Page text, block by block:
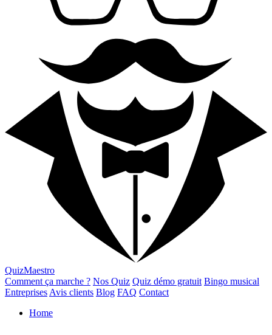
QuizMaestro
Comment ça marche ? Nos Quiz Quiz démo gratuit Bingo musical
Entreprises Avis clients Blog FAQ Contact
Home